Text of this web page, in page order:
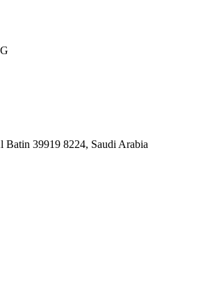
Batin 39919 8224, Saudi Arabia